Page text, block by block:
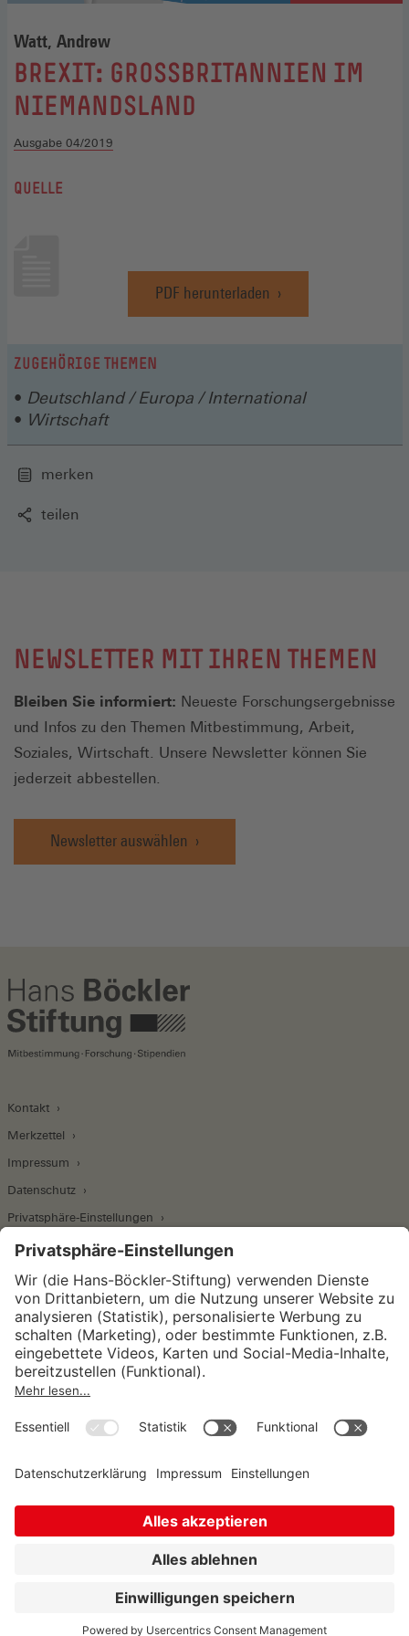
Watt, Andrew
:
BREXIT: GROSSBRITANNIEN IM N
IEMANDSLAND
Ausgabe 04/2019
QUELLE
PDF herunterladen
(Öffnet
in
ZUGEHÖRIGE THEMEN
Deutschland / Europa / International
Wirtschaft
merken
teilen
NEWSLETTER MIT IHREN THEMEN
Bleiben Sie informiert: Neueste Forschungsergebnisse
und Infos zu den Themen Mitbestimmung, Arbeit,
Soziales, Wirtschaft. Unsere Newsletter können Sie
jederzeit abbestellen.
Newsletter auswählen
Kontakt
Merkzettel
Impressum
Datenschutz
Privatsphäre-Einstellungen
Wirtschafts- und Sozialwissenschaftliches Institut
Institut für Makroökonomie und
Konjunkturforschung
Unternehmensführung
Sozialrecht
© Hans-Böckler-Stiftung 2026